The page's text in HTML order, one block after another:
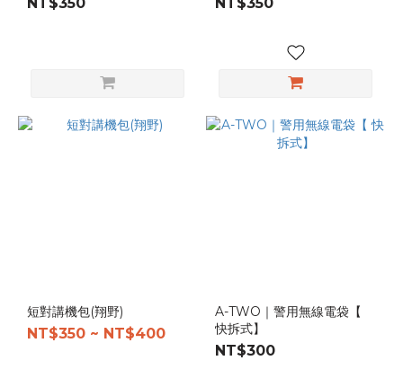
裝
備
短對講機包(翔野)
NT$350 ~ NT$400
A-TWO｜警用無線電袋【
快拆式】
NT$300